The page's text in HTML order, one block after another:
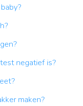
negatief is?
maken?